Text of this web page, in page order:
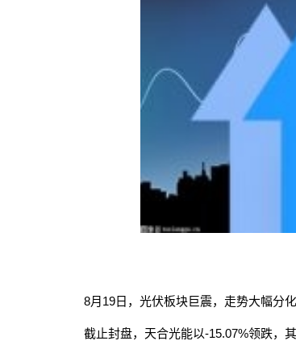
8月19日，光伏板块巨震，走势大幅分
截止封盘，天合光能以-15.07%领跌，